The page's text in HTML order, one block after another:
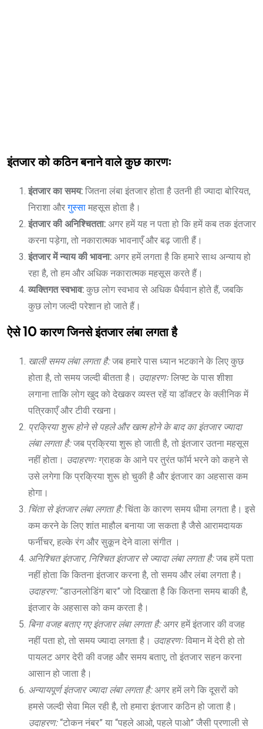
इंतजार को कठिन बनाने वाले कुछ कारणः
इंतजार का समय: जितना लंबा इंतजार होता है उतनी ही ज्यादा बोरियत,
निराशा औरगुस्सा महसूस होता है।
इंतजार की अनिश्चितता: अगर हमें यह न पता हो कि हमें कब तक इंतजार
करना पड़ेगा, तो नकारात्मक भावनाएँ और बढ़ जाती हैं।
इंतजार में न्याय की भावना: अगर हमें लगता है कि हमारे साथ अन्याय हो
रहा है, तो हम और अधिक नकारात्मक महसूस करते हैं।
व्यक्तिगत स्वभाव: कुछ लोग स्वभाव से अधिक धैर्यवान होते हैं, जबकि
कुछ लोग जल्दी परेशान हो जाते हैं।
ऐसे 10 कारण जिनसे इंतजार लंबा लगता है
खाली समय लंबा लगता है:जब हमारे पास ध्यान भटकाने के लिए कुछ
होता है, तो समय जल्दी बीतता है। उदाहरणः लिफ्ट के पास शीशा
लगाना ताकि लोग खुद को देखकर व्यस्त रहें या डॉक्टर के क्लीनिक में
पत्रिकाएँ और टीवी रखना।
प्रक्रिया शुरू होने से पहले और खत्म होने के बाद का इंतजार ज्यादा
लंबा लगता है:जब प्रक्रिया शुरू हो जाती है, तो इंतजार उतना महसूस
नहीं होता। उदाहरणः ग्राहक के आने पर तुरंत फॉर्म भरने को कहने से
उसे लगेगा कि प्रक्रिया शुरू हो चुकी है और इंतजार का अहसास कम
होगा।
चिंता से इंतजार लंबा लगता है:चिंता के कारण समय धीमा लगता है। इसे
कम करने के लिए शांत माहौल बनाया जा सकता है जैसे आरामदायक
फर्नीचर, हल्के रंग और सुकून देने वाला संगीत ।
अनिश्चित इंतजार, निश्चित इंतजार से ज्यादा लंबा लगता है:जब हमें पता
नहीं होता कि कितना इंतजार करना है, तो समय और लंबा लगता है।
उदाहरण:“डाउनलोडिंग बार” जो दिखाता है कि कितना समय बाकी है,
इंतजार के अहसास को कम करता है।
बिना वजह बताए गए इंतजार लंबा लगता है:अगर हमें इंतजार की वजह
नहीं पता हो, तो समय ज्यादा लगता है। उदाहरणः विमान में देरी हो तो
पायलट अगर देरी की वजह और समय बताए, तो इंतजार सहन करना
आसान हो जाता है।
अन्यायपूर्ण इंतजार ज्यादा लंबा लगता है:अगर हमें लगे कि दूसरों को
हमसे जल्दी सेवा मिल रही है, तो हमारा इंतजार कठिन हो जाता है।
उदाहरण:“टोकन नंबर” या “पहले आओ, पहले पाओ” जैसी प्रणाली से